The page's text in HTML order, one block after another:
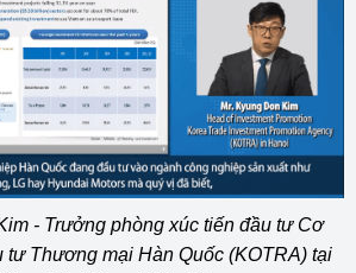
- Trưởng phòng xúc tiến đầu tư Cơ
tư Thương mại Hàn Quốc (KOTRA) tại